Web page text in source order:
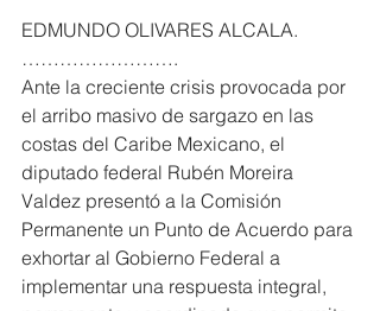
EDMUNDO OLIVARES ALCALA.
…………………….
Ante la creciente crisis provocada por
el arribo masivo de sargazo en las
costas del Caribe Mexicano, el
diputado federal Rubén Moreira
Valdez presentó a la Comisión
Permanente un Punto de Acuerdo para
exhortar al Gobierno Federal a
implementar una respuesta integral,